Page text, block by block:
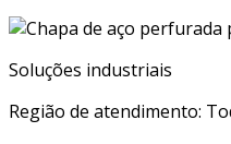
Soluções industriais
Região de atendimento: